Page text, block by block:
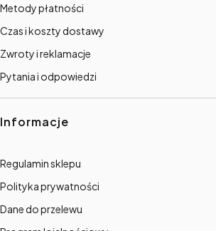
Metody płatności
Czas i koszty dostawy
Zwroty i reklamacje
Pytania i odpowiedzi
Informacje
Regulamin sklepu
Polityka prywatności
Dane do przelewu